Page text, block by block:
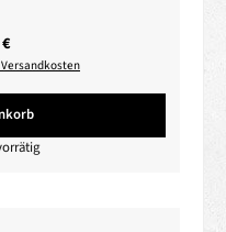
Preis: